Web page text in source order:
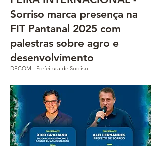
Sorriso marca presença na
FIT Pantanal 2025 com
palestras sobre agro e
desenvolvimento
DECOM - Prefeitura de Sorriso